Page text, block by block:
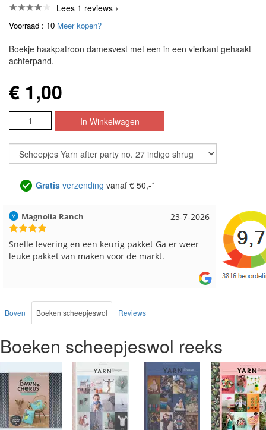
Lees 1 reviews
Voorraad : 10 Meer kopen?
Boekje haakpatroon damesvest met een in een vierkant gehaakt
achterpand.
€ 1,00
Gratis verzending vanaf € 50,-*
17-7-2026
Hilde uit Loyers
Reeds meerdere keren breigaren en breinaalden
besteld, altijd heel tevreden over de service.
Loes uit
Snelle
Boven Boeken scheepjeswol Reviews
Boeken scheepjeswol reeks